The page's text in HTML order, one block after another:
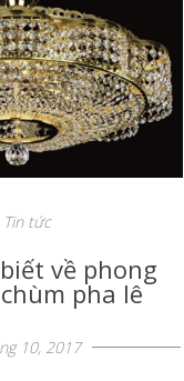
Tin tức
về phong
pha lê
10, 2017